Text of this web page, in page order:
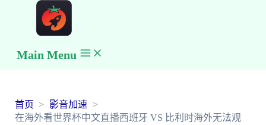
Main Menu
首页
影音加速
在海外看世界杯中文直播西班牙 VS 比利时海外无法观